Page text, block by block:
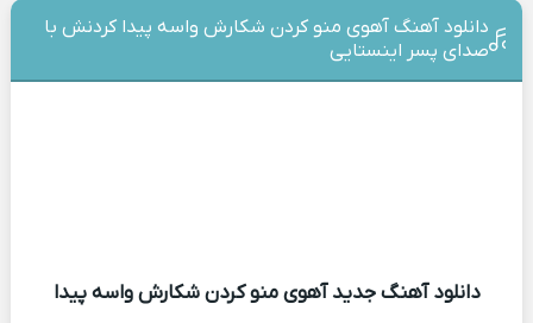
دانلود آهنگ آهوی منو کردن شکارش واسه پیدا کردنش با
صدای پسر اینستایی
دانلود آهنگ جدید آهوی منو کردن شکارش واسه پیدا